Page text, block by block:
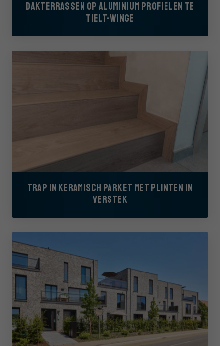
DAKTERRASSEN OP ALUMINIUM PROFIELEN TE
TIELT-WINGE
TRAP IN KERAMISCH PARKET MET PLINTEN IN
VERSTEK